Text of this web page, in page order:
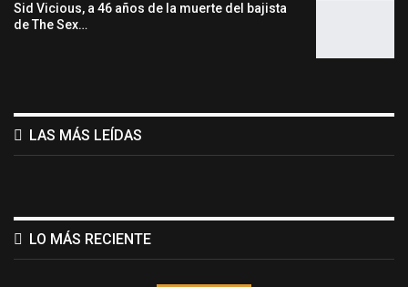
Sid Vicious, a 46 años de la muerte del bajista
de The Sex…
LAS MÁS LEÍDAS
LO MÁS RECIENTE